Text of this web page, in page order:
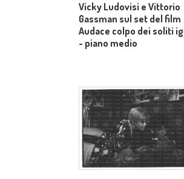
Vicky Ludovisi e Vittorio
Gassman sul set del film
Audace colpo dei soliti
- piano medio